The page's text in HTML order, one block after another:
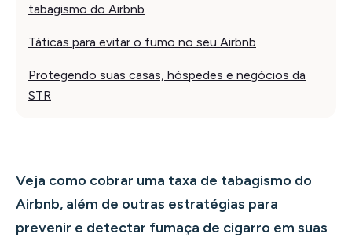
tabagismo do Airbnb
Táticas para evitar o fumo no seu Airbnb
Protegendo suas casas, hóspedes e negócios da
STR
Veja como cobrar uma taxa de tabagismo do
Airbnb, além de outras estratégias para
prevenir e detectar fumaça de cigarro em suas